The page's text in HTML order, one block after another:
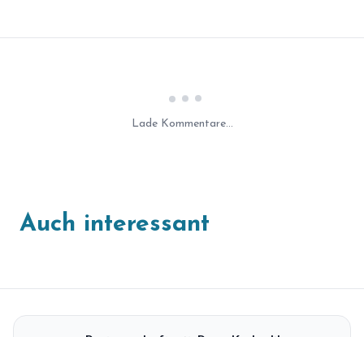
Lade Kommentare...
Auch interessant